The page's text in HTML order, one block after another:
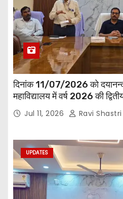
दिनांक 11/07/2026 को दयानन्द
महाविद्यालय में वर्ष 2026 की
प्राचार्य की अध्यक्षता में हुई। बैठक मे
विभागाध्यक्ष एवं शिक्षक सम्मिलित हुए।
Jul 11, 2026 Ravi Shastri
UPDATES